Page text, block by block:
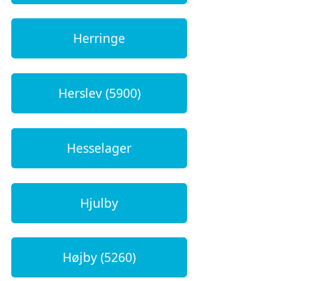
Herringe
Herslev (5900)
Hesselager
Hjulby
Højby (5260)